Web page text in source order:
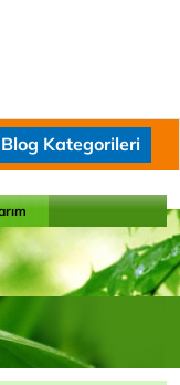
Blog Kategorileri